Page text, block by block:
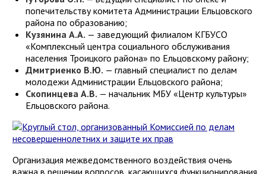
попечительству комитета Администрации Ельцовского
района по образованию;
Кузянина А.А. — заведующий филиалом КГБУСО
«Комплексный центра социального обслуживания
населения Троицкого района» по Ельцовскому району;
Дмитриенко В.Ю. — главный специалист по делам
молодежи Администрации Ельцовского района;
Скопинцева А.В. — начальник МБУ «Центр культуры»
Ельцовского района.
Организация межведомственного воздействия очень